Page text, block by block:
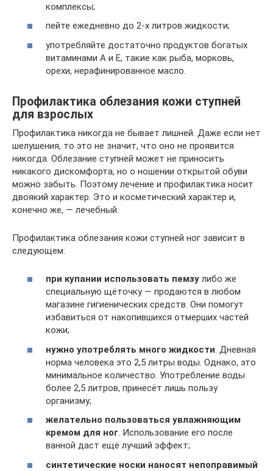
комплексы;
пейте ежедневно до 2-х литров жидкости;
употребляйте достаточно продуктов богатых
витаминами А и Е, такие как рыба, морковь,
орехи, нерафинированное масло.
Профилактика облезания кожи ступней
для взрослых
Профилактика никогда не бывает лишней. Даже если нет
шелушения, то это не значит, что оно не проявится
никогда. Облезание ступней может не приносить
никакого дискомфорта, но о ношении открытой обуви
можно забыть. Поэтому лечение и профилактика носит
двоякий характер. Это и косметический характер и,
конечно же, — лечебный.
Профилактика облезания кожи ступней ног зависит в
следующем:
при купании использовать пемзу либо же
специальную щёточку — продаются в любом
магазине гигиенических средств. Они помогут
избавиться от накопившихся отмерших частей
кожи;
нужно употреблять много жидкости . Дневная
норма человека это 2,5 литры воды. Однако, это
минимальное количество. Употребление воды
более 2,5 литров, принесёт лишь пользу
организму;
желательно пользоваться увлажняющим
кремом для ног. Использование его после
ванной даст ещё лучший эффект;
синтетические носки наносят непоправимый